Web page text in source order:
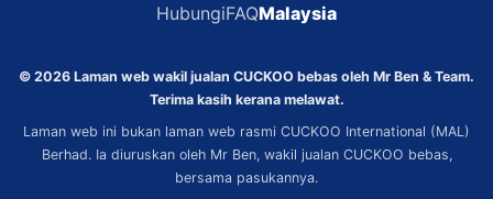
HubungiFAQMalaysia
© 2026 Laman web wakil jualan CUCKOO bebas oleh Mr Ben & Team.
Terima kasih kerana melawat.
Laman web ini bukan laman web rasmi CUCKOO International (MAL)
Berhad. Ia diuruskan oleh Mr Ben, wakil jualan CUCKOO bebas,
bersama pasukannya.